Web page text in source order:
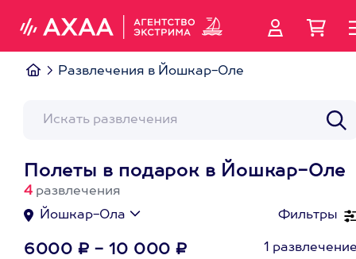
Развлечения в Йошкар-Оле
Полеты в подарок в Йошкар-Оле
4 развлечения
Фильтры
Йошкар-Ола
6000 ₽ - 10 000 ₽ 1